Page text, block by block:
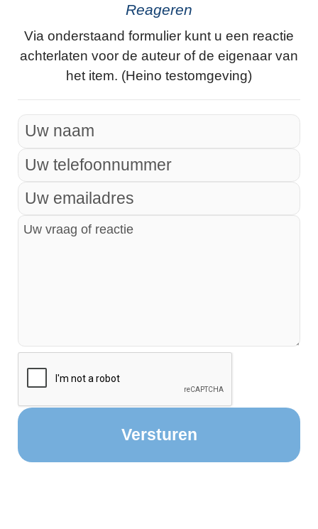
Reageren
Via onderstaand formulier kunt u een reactie
achterlaten voor de auteur of de eigenaar van
het item. (Heino testomgeving)